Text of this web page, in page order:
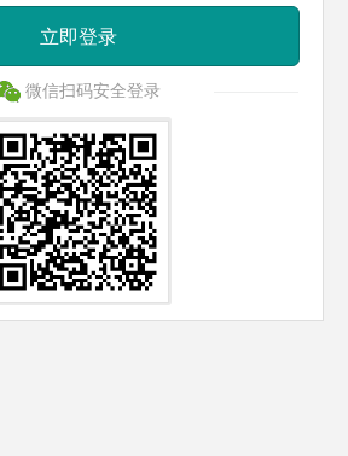
立即登录
微信扫码安全登录